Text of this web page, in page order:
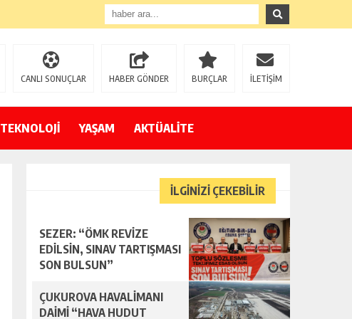
CANLI SONUÇLAR HABER GÖNDER BURÇLAR İLETİŞİM
TEKNOLOJİ YAŞAM AKTÜALİTE
İLGİNİZİ ÇEKEBİLİR
SEZER: “ÖMK REVİZE
EDİLSİN, SINAV TARTIŞMASI
SON BULSUN”
ÇUKUROVA HAVALİMANI
DAİMİ “HAVA HUDUT